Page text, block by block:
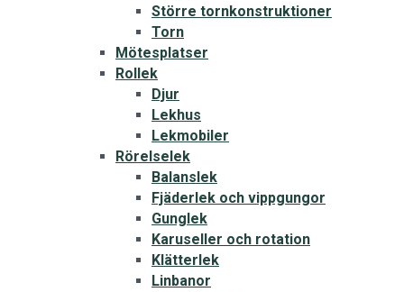
Större tornkonstruktioner
Torn
Mötesplatser
Rollek
Djur
Lekhus
Lekmobiler
Rörelselek
Balanslek
Fjäderlek och vippgungor
Gunglek
Karuseller och rotation
Klätterlek
Linbanor